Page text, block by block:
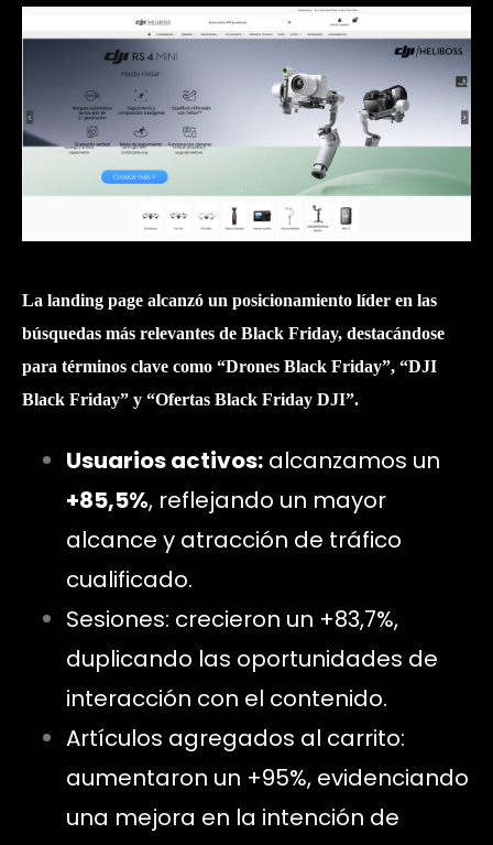
La landing page alcanzó un posicionamiento líder en las
búsquedas más relevantes de Black Friday, destacándose
para términos clave como “Drones Black Friday”, “DJI
Black Friday” y “Ofertas Black Friday DJI”.
Usuarios activos: alcanzamos un
+85,5%, reflejando un mayor
alcance y atracción de tráfico
cualificado.
Sesiones: crecieron un +83,7%,
duplicando las oportunidades de
interacción con el contenido.
Artículos agregados al carrito:
aumentaron un +95%, evidenciando
una mejora en la intención de